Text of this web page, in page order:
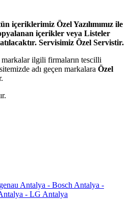
içeriklerimiz Özel Yazılımımız ile
içerikler veya Listeler
Servisimiz Özel Servistir.
ilgili firmaların tescilli
adı geçen markalara Özel
Antalya - Bosch Antalya -
- LG Antalya